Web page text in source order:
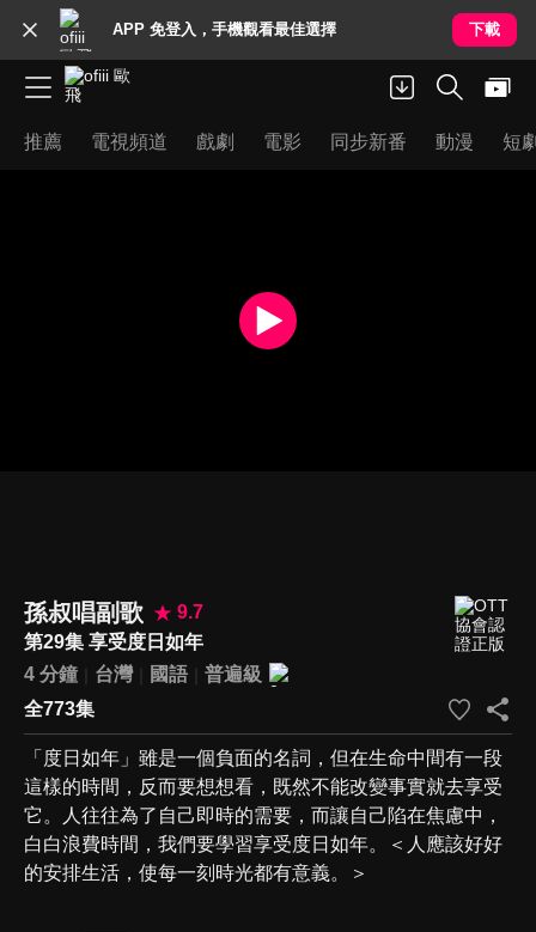
APP 免登入，手機觀看最佳選擇 下載
推薦 電視頻道 戲劇 電影 同步新番 動漫 短
孫叔唱副歌
9.7
第29集 享受度日如年
4 分鐘
台灣 國語
普遍級
全773集
「度日如年」雖是一個負面的名詞，但在生命中間有一段
這樣的時間，反而要想想看，既然不能改變事實就去享受
它。人往往為了自己即時的需要，而讓自己陷在焦慮中，
白白浪費時間，我們要學習享受度日如年。＜人應該好好
的安排生活，使每一刻時光都有意義。＞